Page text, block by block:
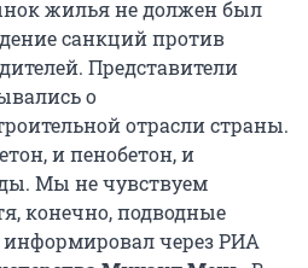
жилья не должен был
санкций против
Представители
о
отрасли страны.
и пенобетон, и
Мы не чувствуем
конечно, подводные
через РИА